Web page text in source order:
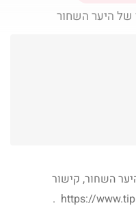
של היער השחור
השחור, קישור
https://